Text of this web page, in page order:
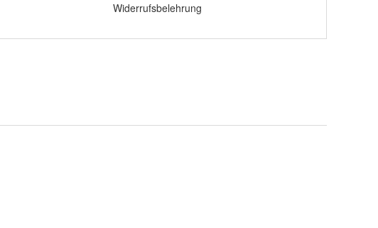
Widerrufsbelehrung